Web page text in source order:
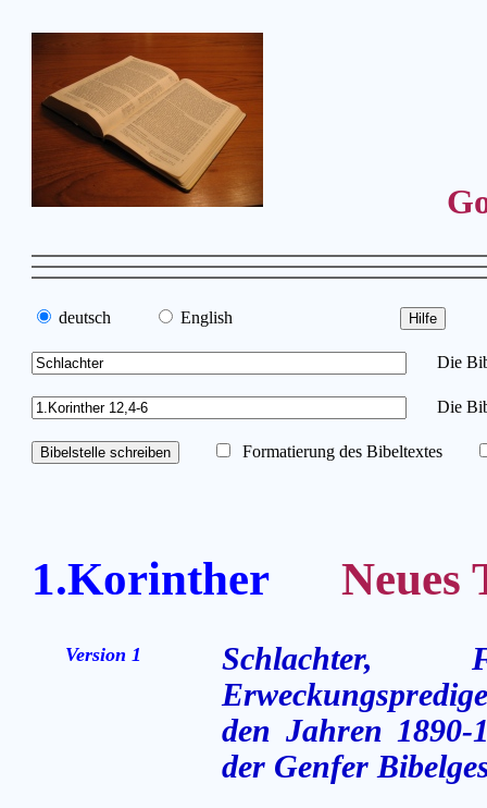
deutsch English
Die
Die
Formatierung des Bibeltextes
1.Korinther Neues
Version 1
Schlachter,
den Jahren 1890-
der Genfer